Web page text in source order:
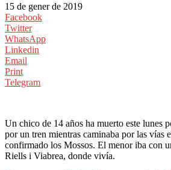
15 de gener de 2019
Facebook
Twitter
WhatsApp
Linkedin
Email
Print
Telegram
Un chico de 14 años ha muerto este lunes
por un tren mientras caminaba por las vías
confirmado los Mossos. El menor iba con
Riells i Viabrea, donde vivía.